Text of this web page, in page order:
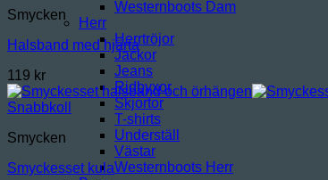
Westernboots Dam
Herr
Herrtröjor
Jackor
Jeans
Ridbyxor
Skjortor
T-shirts
Underställ
Västar
Westernboots Herr
Smycken
Halsband med hjärta
119 kr
Snabbkoll
Smycken
Smyckesset kula